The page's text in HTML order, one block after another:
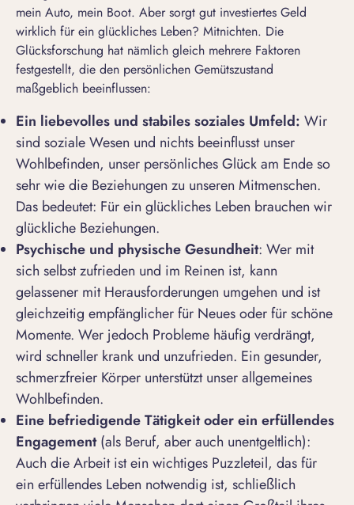
mein Auto, mein Boot. Aber sorgt gut investiertes Geld
wirklich für ein glückliches Leben? Mitnichten. Die
Glücksforschung hat nämlich gleich mehrere Faktoren
festgestellt, die den persönlichen Gemütszustand
maßgeblich beeinflussen:
Ein liebevolles und stabiles soziales Umfeld: Wir
sind soziale Wesen und nichts beeinflusst unser
Wohlbefinden, unser persönliches Glück am Ende so
sehr wie die Beziehungen zu unseren Mitmenschen.
Das bedeutet: Für ein glückliches Leben brauchen wir
glückliche Beziehungen.
Psychische und physische Gesundheit: Wer mit
sich selbst zufrieden und im Reinen ist, kann
gelassener mit Herausforderungen umgehen und ist
gleichzeitig empfänglicher für Neues oder für schöne
Momente. Wer jedoch Probleme häufig verdrängt,
wird schneller krank und unzufrieden. Ein gesunder,
schmerzfreier Körper unterstützt unser allgemeines
Wohlbefinden.
Eine befriedigende Tätigkeit oder ein erfüllendes
Engagement(als Beruf, aber auch unentgeltlich):
Auch die Arbeit ist ein wichtiges Puzzleteil, das für
ein erfüllendes Leben notwendig ist, schließlich